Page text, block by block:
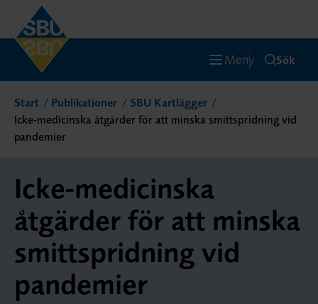
Meny Sök
Start Publikationer
SBU Kartlägger
Icke-medicinska åtgärder för att minska smittspridning vid
pandemier
Icke-medicinska
åtgärder för att minska
smittspridning vid
pandemier